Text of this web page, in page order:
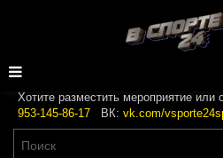
Хотите разместить мероприятие или
953-145-86-17 ВК: vk.com/